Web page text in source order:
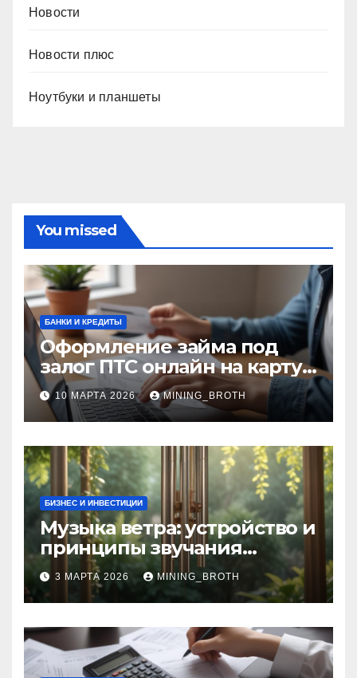
Новости
Новости плюс
Ноутбуки и планшеты
You missed
БАНКИ И КРЕДИТЫ
Оформление займа под
залог ПТС онлайн на карту
без визита в офис: порядок,
требования и документы
10 МАРТА 2026 MINING_BROTH
БИЗНЕС И ИНВЕСТИЦИИ
Музыка ветра: устройство и
принципы звучания
колокольчиков
3 МАРТА 2026 MINING_BROTH